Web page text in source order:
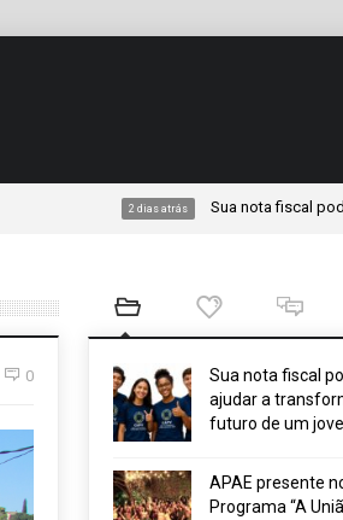
Sua nota fiscal pode
0
Sua nota fiscal
ajudar a
futuro de um
APAE presente
Programa “A